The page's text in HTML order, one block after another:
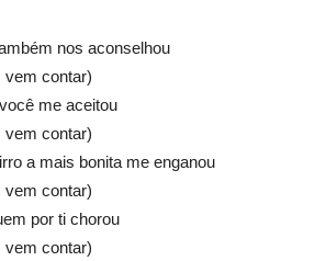
nos aconselhou
vem contar)
me aceitou
vem contar)
a mais bonita me enganou
vem contar)
por ti chorou
vem contar)